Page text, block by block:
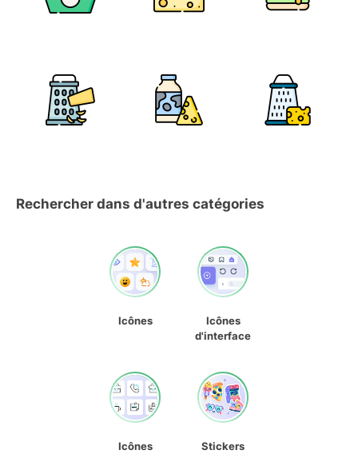
Rechercher dans d'autres catégories
Icônes
Icônes
d'interface
Icônes
Stickers